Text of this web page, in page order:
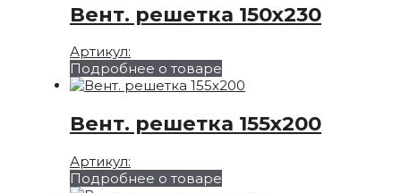
Вент. решетка 150х230
Артикул:
Подробнее о товаре
Вент. решетка 155х200
Артикул:
Подробнее о товаре